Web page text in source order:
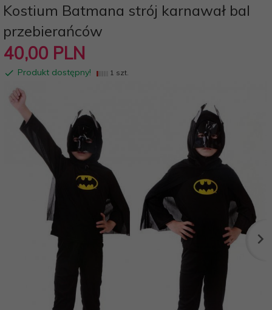
Kostium Batmana strój karnawał bal
przebierańców
40,00 PLN
Produkt dostępny! 1 szt.